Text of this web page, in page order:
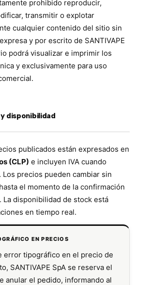
prohibido reproducir,
transmitir o explotar
cualquier contenido del sitio sin
y por escrito de SANTIVAPE
podrá visualizar e imprimir los
y exclusivamente para uso
disponibilidad
publicados están expresados en
(CLP) e incluyen IVA cuando
Los precios pueden cambiar sin
el momento de la confirmación
La disponibilidad de stock está
en tiempo real.
EN PRECIOS
error tipográfico en el precio de
SANTIVAPE SpA se reserva el
anular el pedido, informando al